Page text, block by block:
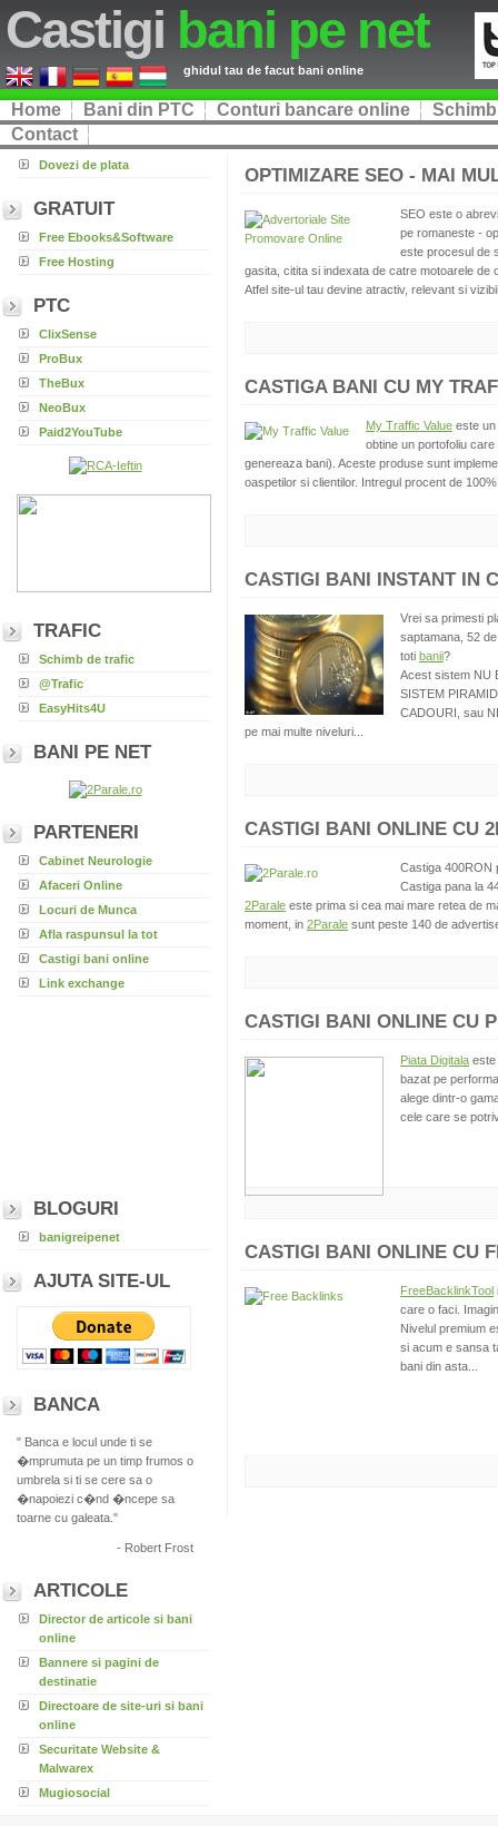
Castigi bani pe net
ghidul tau de facut bani online
Home Bani din PTC Conturi bancare online
Contact
Dovezi de plata
GRATUIT
Free Ebooks&Software
Free Hosting
PTC
ClixSense
ProBux
TheBux
NeoBux
Paid2YouTube
TRAFIC
Schimb de trafic
@Trafic
EasyHits4U
BANI PE NET
PARTENERI
Cabinet Neurologie
Afaceri Online
Locuri de Munca
Afla raspunsul la tot
Castigi bani online
Link exchange
BLOGURI
banigreipenet
AJUTA SITE-UL
BANCA
" Banca e locul unde ti se
�mprumuta pe un timp frumos o
umbrela si ti se cere sa o
�napoiezi c�nd �ncepe sa
toarne cu galeata."
- Robert Frost
ARTICOLE
Director de articole si bani
online
Bannere si pagini de
destinatie
Directoare de site-uri si bani
online
Securitate Website &
Malwarex
Mugiosocial
OPTIMIZARE SEO - MAI
SEO este o
pe romaneste -
este procesul de
gasita, citita si indexata de catre motoarele de
Atfel site-ul tau devine atractiv, relevant si
CASTIGA BANI CU MY
My Traffic Value este
obtine un portofoliu
genereaza bani). Aceste produse sunt
oaspetilor si clientilor. Intregul procent de
CASTIGI BANI INSTANT IN
Vrei sa primesti
saptamana, 52
toti banii?
Acest sistem NU
SISTEM
CADOURI, sau
pe mai multe niveluri...
CASTIGI BANI ONLINE CU
Castiga 400RON
Castiga pana la
2Parale este prima si cea mai mare retea de
moment, in 2Parale sunt peste 140 de
CASTIGI BANI ONLINE CU
Piata Digitala este
bazat pe
alege dintr-o
cele care se
CASTIGI BANI ONLINE CU
FreeBacklinkTool
care o faci.
Nivelul premium
si acum e sansa
bani din asta...